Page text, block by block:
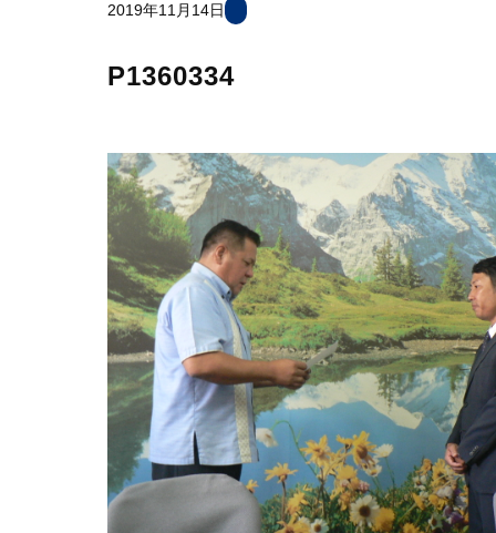
2019年11月14日
P1360334